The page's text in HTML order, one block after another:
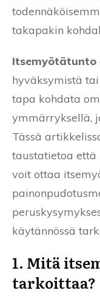
takapakin
Itsemyötätunto
hyväksymistä
tapa kohdata
ymmärryksellä,
Tässä
taustatietoa että
voit ottaa
käytännössä
1. Mitä
tarkoittaa?